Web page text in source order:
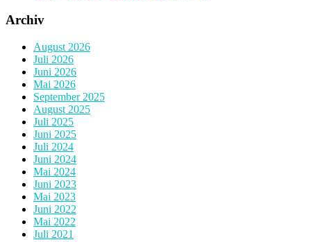
Archiv
August 2026
Juli 2026
Juni 2026
Mai 2026
September 2025
August 2025
Juli 2025
Juni 2025
Juli 2024
Juni 2024
Mai 2024
Juni 2023
Mai 2023
Juni 2022
Mai 2022
Juli 2021